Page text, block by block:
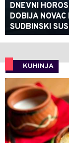
DNEVNI
DOBIJA
SUDBINSKI
KUHINJA